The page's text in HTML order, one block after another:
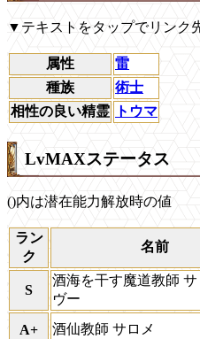
▼テキストをタップでリンク
属性
雷
種族
術士
相性の良い精霊
トウマ
LvMAXステータス
()内は潜在能力解放時の値
ラン
ク
名前
S
酒海を干す魔道教師 サ
ヴー
A+ 酒仙教師 サロメ